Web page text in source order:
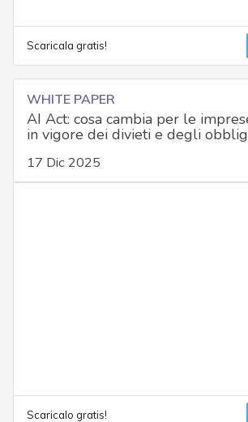
Scaricala gratis!
WHITE PAPER
AI Act: cosa cambia per le
in vigore dei divieti e degli
17 Dic 2025
Scaricalo gratis!